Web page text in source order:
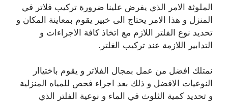
الملوثة الامر الذي يفرض علينا ضرورة تركيب فلاتر في
المنزل و هذا الامر يحتاج الى خبير يقوم بمعاينة المكان و
تحديد نوع الفلتر اللازم مع اتخاذ كافة الاجراءات و
التدابير اللازمة عند تركيب الغلتر.
نمتلك افضل من عمل بمجال الفلاتر و يقوم باختياار
النوعيات الافضل و ذلك بعد اجراء فحص للمياه المنزلية
و تحديد كمية الثلوث في الماء و نوعية الفلتر الذي